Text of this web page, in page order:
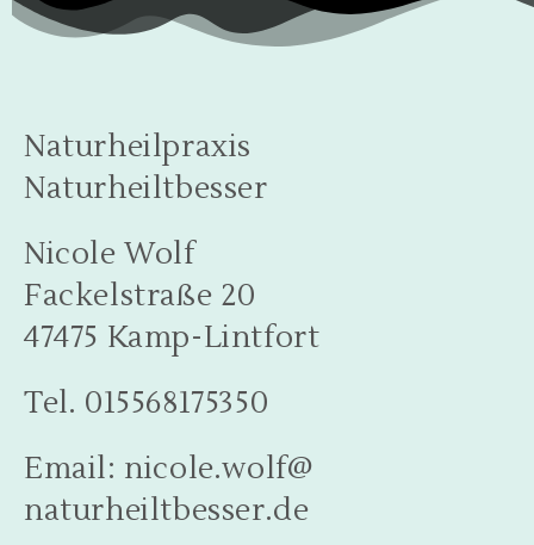
Naturheilpraxis
Naturheiltbesser
Nicole Wolf
Fackelstraße 20
47475 Kamp-Lintfort
Tel. 015568175350
Email: nicole.wolf@
naturheiltbesser.de